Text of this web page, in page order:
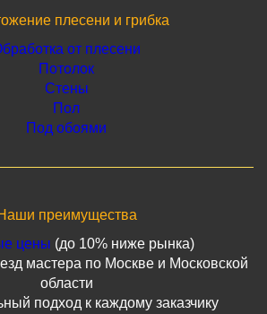
плесени и грибка
от плесени
Потолок
Стены
Пол
Под обоями
преимущества
цены (до 10% ниже рынка)
мастера по Москве и Московской
области
подход к каждому заказчику